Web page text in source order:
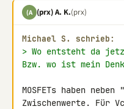
(A (prx) A. K.(prx)
Michael S. schrieb:
> Wo entsteht da
Bzw. wo ist mein
MOSFETs haben
Zwischenwerte. Für